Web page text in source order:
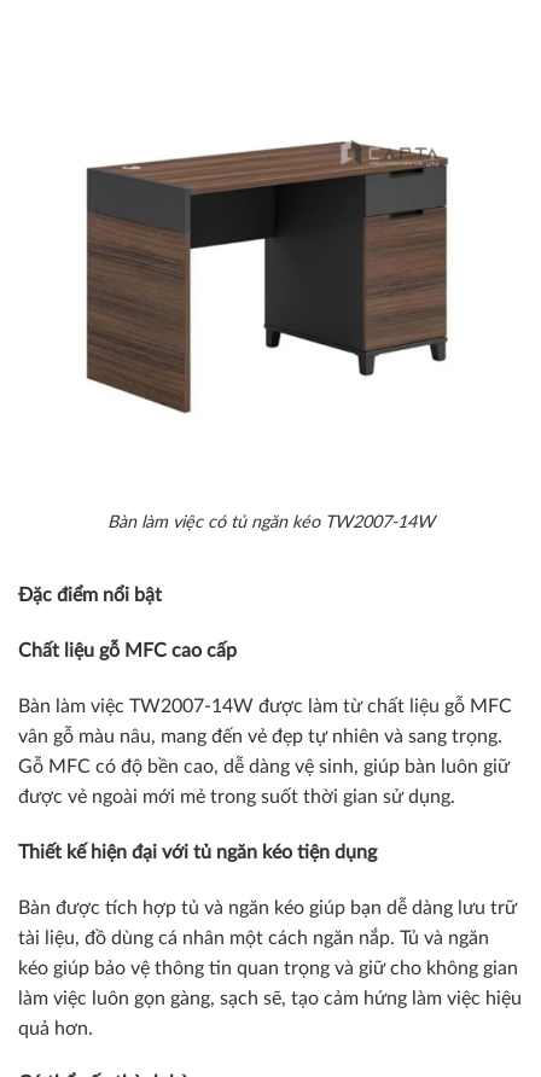
Bàn làm việc có tủ ngăn kéo TW2007-14W
Đặc điểm nổi bật
Chất liệu gỗ MFC cao cấp
Bàn làm việc TW2007-14W được làm từ chất liệu gỗ MFC
vân gỗ màu nâu, mang đến vẻ đẹp tự nhiên và sang trọng.
Gỗ MFC có độ bền cao, dễ dàng vệ sinh, giúp bàn luôn giữ
được vẻ ngoài mới mẻ trong suốt thời gian sử dụng.
Thiết kế hiện đại với tủ ngăn kéo tiện dụng
Bàn được tích hợp tủ và ngăn kéo giúp bạn dễ dàng lưu trữ
tài liệu, đồ dùng cá nhân một cách ngăn nắp. Tủ và ngăn
kéo giúp bảo vệ thông tin quan trọng và giữ cho không gian
làm việc luôn gọn gàng, sạch sẽ, tạo cảm hứng làm việc hiệu
quả hơn.